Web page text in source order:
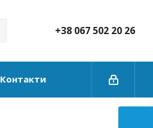
+38 067 502 20 26
Контакти